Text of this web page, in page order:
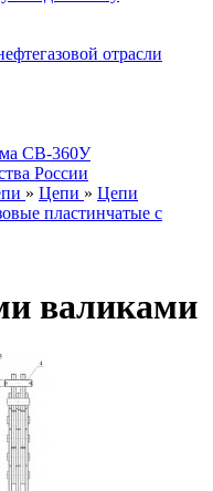
отрасли
СВ-360У
России
» Цепи » Цепи
пластинчатые с
валиками